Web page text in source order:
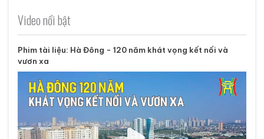
Video nổi bật
Phim tài liệu: Hà Đông - 120 năm khát vọng kết nối và
vươn xa